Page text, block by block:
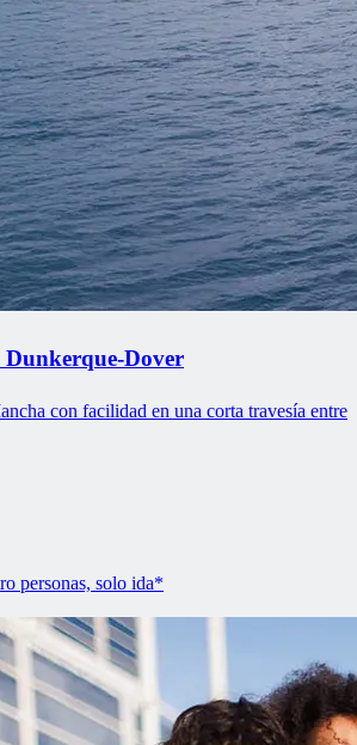
Dunkerque-Dover
con facilidad en una corta travesía entre
personas, solo ida*